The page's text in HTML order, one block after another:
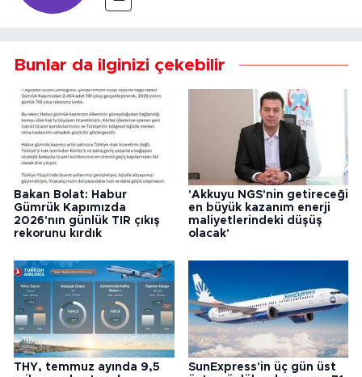
Bunlar da ilginizi çekebilir
Bakan Bolat: Habur
Gümrük Kapımızda
2026'nın günlük TIR çıkış
rekorunu kırdık
'Akkuyu NGS'nin getireceği
en büyük kazanım enerji
maliyetlerindeki düşüş
olacak'
THY, temmuz ayında 9,5
SunExpress'in üç gün üst